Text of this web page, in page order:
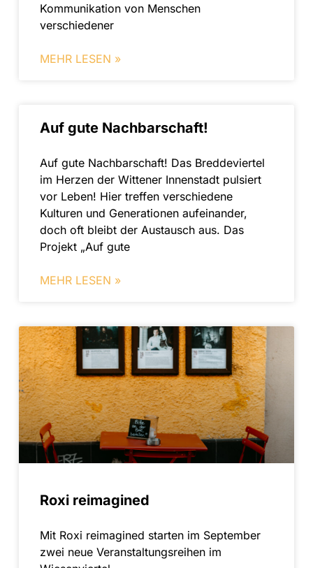
Kommunikation von Menschen
verschiedener
MEHR LESEN »
Auf gute Nachbarschaft!
Auf gute Nachbarschaft! Das Breddeviertel
im Herzen der Wittener Innenstadt pulsiert
vor Leben! Hier treffen verschiedene
Kulturen und Generationen aufeinander,
doch oft bleibt der Austausch aus. Das
Projekt „Auf gute
MEHR LESEN »
Roxi reimagined
Mit Roxi reimagined starten im September
zwei neue Veranstaltungsreihen im